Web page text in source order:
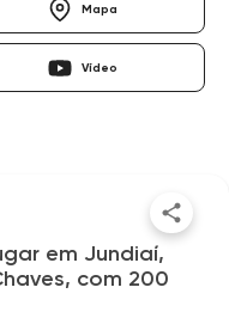
Mapa
Vídeo
em Jundiaí,
com 200